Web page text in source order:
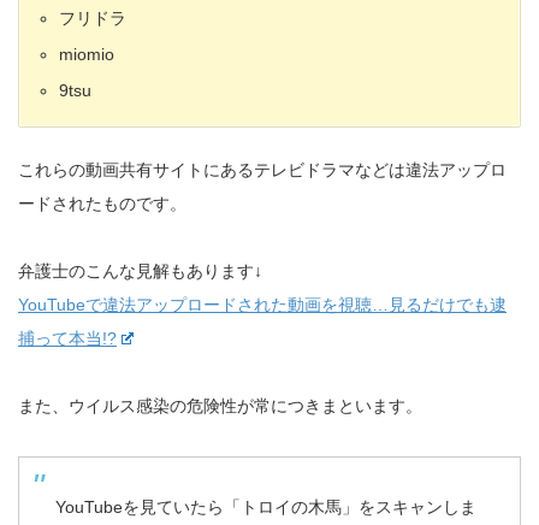
フリドラ
miomio
9tsu
これらの動画共有サイトにあるテレビドラマなどは違法アップロ
ードされたものです。
弁護士のこんな見解もあります↓
YouTubeで違法アップロードされた動画を視聴…見るだけでも逮
捕って本当!?
また、ウイルス感染の危険性が常につきまといます。
YouTubeを見ていたら「トロイの木馬」をスキャンしま